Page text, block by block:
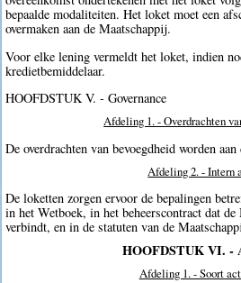
bepaalde modaliteiten. Het loket moet een
overmaken aan de Maatschappij.
Voor elke lening vermeldt het loket, indien
kredietbemiddelaar.
HOOFDSTUK V. - Governance
Afdeling 1. - Overdrachten
De overdrachten van bevoegdheid worden
Afdeling 2. - Intern
De loketten zorgen ervoor de bepalingen
in het Wetboek, in het beheerscontract dat
verbindt, en in de statuten van de
HOOFDSTUK VI. -
Afdeling 1. - Soort